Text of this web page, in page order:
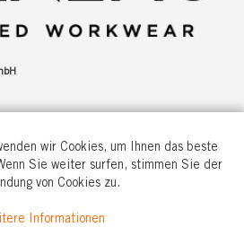
wir Cookies, um Ihnen das beste
Sie weiter surfen, stimmen Sie der
von Cookies zu.
Informationen